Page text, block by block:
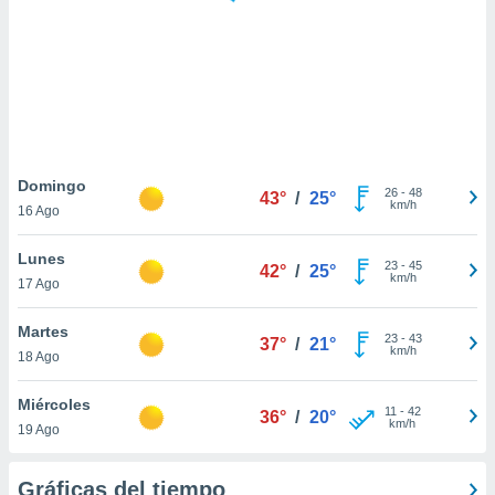
similares
como
sitio
de
traten tus
en
interés
su
Domingo
16 Ago
43° / 25° 26- 48
km/h
Lunes
17 Ago
42° / 25° 23- 45
km/h
Martes
18 Ago
37° / 21° 23- 43
km/h
Miércoles
19 Ago
36° / 20° 11 - 42
km/h
Gráficas del tiempo